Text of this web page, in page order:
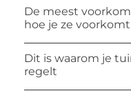
De meest
hoe je ze voorkomt
Dit is waarom je
regelt